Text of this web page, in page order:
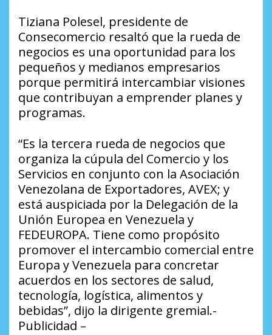
Tiziana Polesel, presidente de
Consecomercio resaltó que la rueda de
negocios es una oportunidad para los
pequeños y medianos empresarios
porque permitirá intercambiar visiones
que contribuyan a emprender planes y
programas.
“Es la tercera rueda de negocios que
organiza la cúpula del Comercio y los
Servicios en conjunto con la Asociación
Venezolana de Exportadores, AVEX; y
está auspiciada por la Delegación de la
Unión Europea en Venezuela y
FEDEUROPA. Tiene como propósito
promover el intercambio comercial entre
Europa y Venezuela para concretar
acuerdos en los sectores de salud,
tecnología, logística, alimentos y
bebidas”, dijo la dirigente gremial.-
Publicidad –